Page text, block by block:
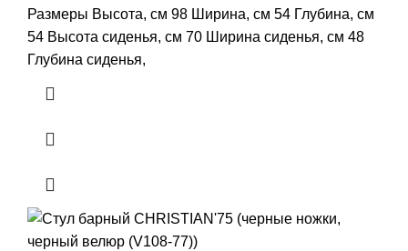
Размеры Высота, см 98 Ширина, см 54 Глубина, см
54 Высота сиденья, см 70 Ширина сиденья, см 48
Глубина сиденья,